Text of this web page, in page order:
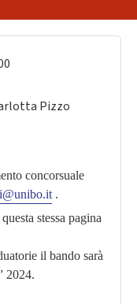
Pizzo
concorsuale
.
stessa pagina
il bando sarà
2024.